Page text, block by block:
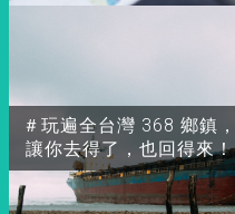
＃玩遍全台灣 368 鄉鎮，
讓你去得了，也回得來！